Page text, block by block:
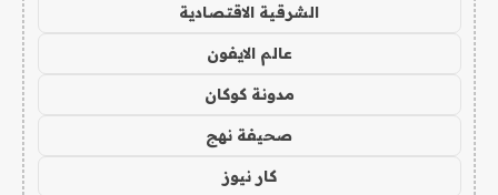
الشرقية الاقتصادية
عالم الايفون
مدونة كوكان
صحيفة نهج
كار نيوز